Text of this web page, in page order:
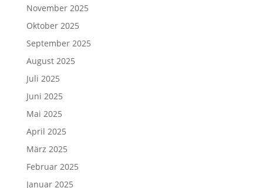
November 2025
Oktober 2025
September 2025
August 2025
Juli 2025
Juni 2025
Mai 2025
April 2025
März 2025
Februar 2025
Januar 2025